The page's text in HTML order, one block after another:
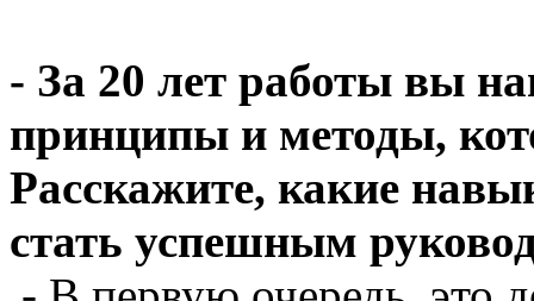
- За 20 лет работы вы
принципы и методы,
Расскажите, какие
стать успешным